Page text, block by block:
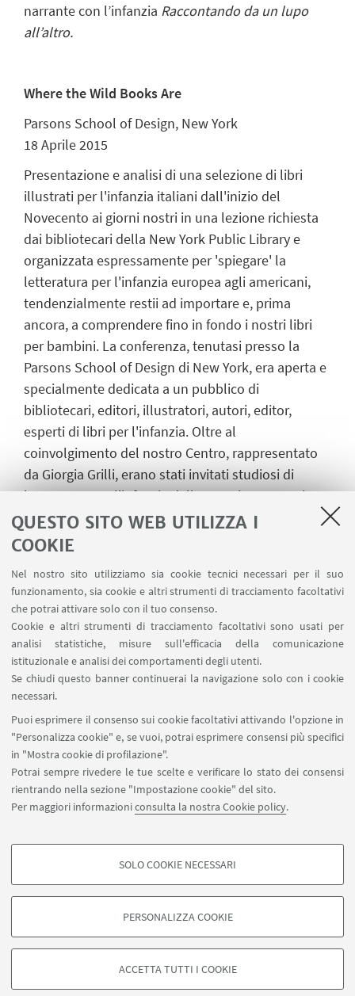
QUESTO SITO WEB UTILIZZA I
COOKIE
Nel nostro sito utilizziamo sia cookie tecnici necessari per il suo
funzionamento, sia cookie e altri strumenti di tracciamento facoltativi
che potrai attivare solo con il tuo consenso.
Cookie e altri strumenti di tracciamento facoltativi sono usati per
analisi statistiche, misure sull'efficacia della comunicazione
istituzionale e analisi dei comportamenti degli utenti.
Se chiudi questo banner continuerai la navigazione solo con i cookie
necessari.
Puoi esprimere il consenso sui cookie facoltativi attivando l'opzione in
"Personalizza cookie" e, se vuoi, potrai esprimere consensi più specifici
in "Mostra cookie di profilazione".
Potrai sempre rivedere le tue scelte e verificare lo stato dei consensi
rientrando nella sezione "Impostazione cookie" del sito.
Per maggiori informazioniconsulta la nostra Cookie policy.
COOKIE DI PROFILAZIONE - FACOLTATIVI
degli utenti, creare profili in base al loro comportamento sul sito, per analisi
di marketing.
Google/Youtube Video
SOLO COOKIE NECESSARI
PERSONALIZZA COOKIE
ACCETTA TUTTI I COOKIE
narrante con l’infanzia Raccontando da un lupo
all’altro.
Where the Wild Books Are
Parsons School of Design, New York
18 Aprile 2015
Presentazione e analisi di una selezione di libri
illustrati per l'infanzia italiani dall'inizio del
Novecento ai giorni nostri in una lezione richiesta
dai bibliotecari della New York Public Library e
organizzata espressamente per 'spiegare' la
letteratura per l'infanzia europea agli americani,
tendenzialmente restii ad importare e, prima
ancora, a comprendere fino in fondo i nostri libri
per bambini. La conferenza, tenutasi presso la
Parsons School of Design di New York, era aperta e
specialmente dedicata a un pubblico di
bibliotecari, editori, illustratori, autori, editor,
esperti di libri per l'infanzia. Oltre al
coinvolgimento del nostro Centro, rappresentato
da Giorgia Grilli, erano stati invitati studiosi di
letteratura per l'infanzia dalla Francia, Germania,
Svizzera ecc., nonché importanti autori, illustratori
ed editori americani, per un dibattito e confronto
dei libri per bambini e del mondo.
Incontri di formazione e focus group
Rivolti a educatrici, insegnanti e genitori dei nidi
d’infanzia e scuole dell’infanzia del comune di
Bologna, e del 5° circolo di Cesena, svolti in
continuità con percorsi formativi consolidati nel
tempo. Lezione e conduzione di Milena Bernardi.
©Copyright 2026 - ALMA MATER STUDIORUM - Università di
Privacy- Note legali-Impostazioni Cookie